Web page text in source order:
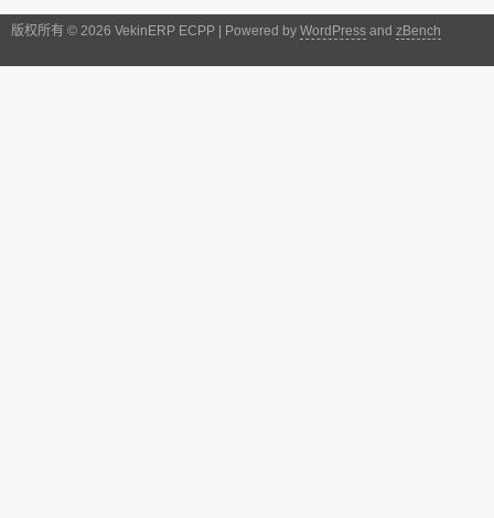
版权所有 © 2026 VekinERP ECPP | Powered by WordPress and zBench